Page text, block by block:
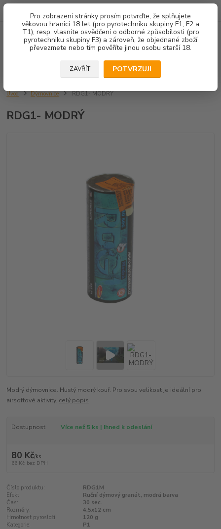
Pro zobrazení stránky prosím potvrďte, že splňujete
věkovou hranici 18 let (pro pyrotechniku skupiny F1, F2 a
T1), resp. vlasníte osvědčení o odborné způsobilosti (pro
pyrotechniku skupiny F3) a zároveň, že objednané zboží
převezmete nebo tím pověříte jinou osobu starší 18.
ZAVŘÍT POTVRZUJI
Menu
JSME TU PRO VÁS 8.00-14.00
Úvod Dýmovnice RDG1- MODRÝ
RDG1- MODRÝ
Modrý dýmovnice. Hustý modrý kouř. Pro svou velikost je ideální pro
airsoftové aktivity. celý popis
Dostupnost Více než 5 ks | Ihned k odeslání
80 Kč/ks
66 Kč bez DPH
Číslo produktu:
RDG1M
Efekt:
Ruční dýmový granát, modrá barva
Čas:
30 sec.
Rozměry:
4,5x12 cm
Hmotnost pyrosloží:
120 g
Kategorie:
P1